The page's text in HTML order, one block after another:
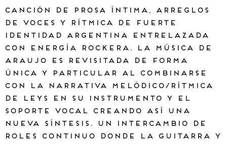
Canción de prosa íntima, arreglos
de voces y rítmica de fuerte
identidad argentina entrelazada
con energía rockera. La música de
Araujo es revisitada de forma
única y particular al combinarse
con la narrativa melódico/rítmica
de Leys en su instrumento y el
soporte vocal creando así una
nueva síntesis. Un intercambio de
roles continuo donde la guitarra y